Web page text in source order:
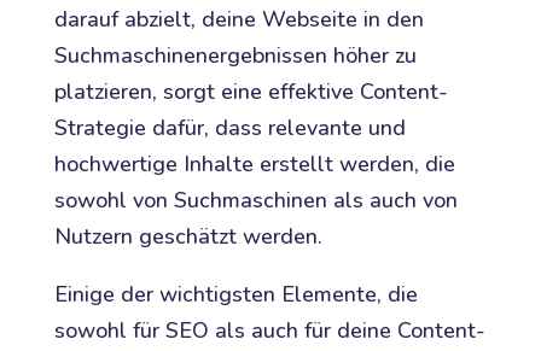
darauf abzielt, deine Webseite in den
Suchmaschinenergebnissen höher zu
platzieren, sorgt eine effektive Content-
Strategie dafür, dass relevante und
hochwertige Inhalte erstellt werden, die
sowohl von Suchmaschinen als auch von
Nutzern geschätzt werden.
Einige der wichtigsten Elemente, die
sowohl für SEO als auch für deine Content-